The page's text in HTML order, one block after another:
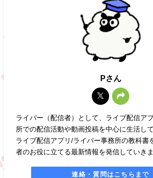
Pさん
ライバー（配信者）として、ライブ配信ア
所での配信活動や動画投稿を中心に生活して
ライブ配信アプリ/ライバー事務所の教科書
者のお役に立てる最新情報を発信していきま
連絡・質問はこちらまで